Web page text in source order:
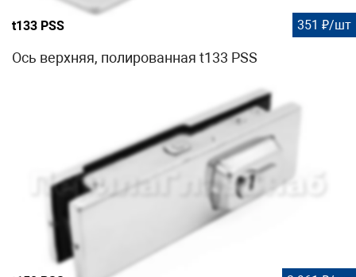
t133 PSS 351 ₽/шт
Ось верхняя, полированная t133 PSS